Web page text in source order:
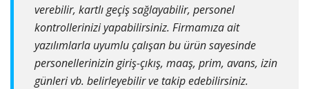
verebilir, kartlı geçiş sağlayabilir, personel
kontrollerinizi yapabilirsiniz. Firmamıza ait
yazılımlarla uyumlu çalışan bu ürün sayesinde
personellerinizin giriş-çıkış, maaş, prim, avans, izin
günleri vb. belirleyebilir ve takip edebilirsiniz.